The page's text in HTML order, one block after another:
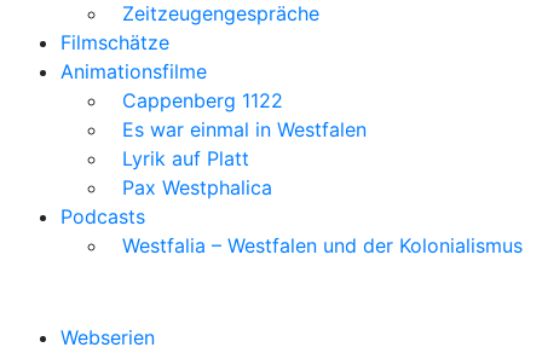
Zeitzeugengespräche
Filmschätze
Animationsfilme
Cappenberg 1122
Es war einmal in Westfalen
Lyrik auf Platt
Pax Westphalica
Podcasts
Westfalia – Westfalen und der Kolonialismus
Webserien